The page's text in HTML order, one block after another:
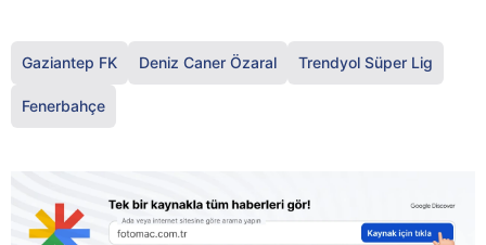
Gaziantep FK Deniz Caner Özaral Trendyol Süper Lig
Fenerbahçe